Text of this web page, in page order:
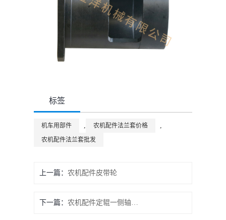
标签
机车用部件 , 农机配件法兰套价格 ,
农机配件法兰套批发
上一篇：农机配件皮带轮
下一篇： 农机配件定辊一侧轴承座